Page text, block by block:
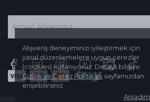
Alışveriş deneyiminizi iyileştirmek için
yasal düzenlemelere uygun çerezler
(cookies) kullanıyoruz. Detaylı bilgiye
Gizlilik ve Çerez Politikası sayfamızdan
erişebilirsiniz.
Anladım